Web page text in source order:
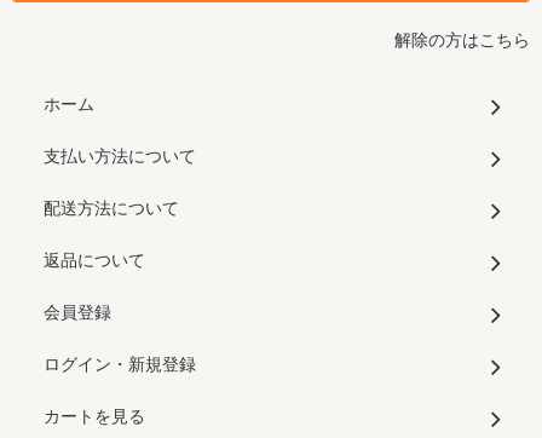
解除の方はこちら
ホーム
支払い方法について
配送方法について
返品について
会員登録
ログイン・新規登録
カートを見る